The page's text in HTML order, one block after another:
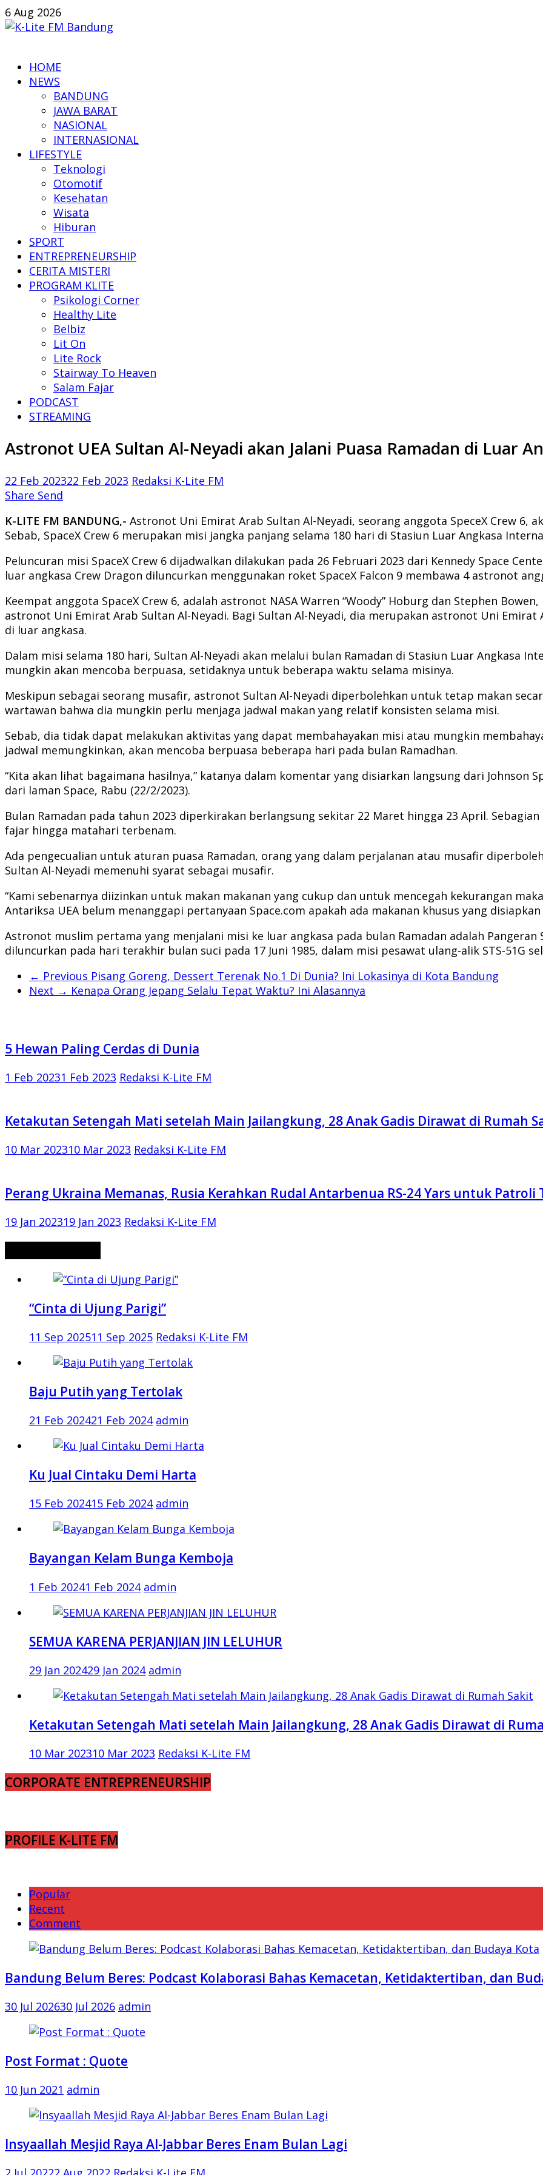
Skip
to
6 Aug 2026
Lite
Bandung
News
HOME
NEWS
BANDUNG
JAWA BARAT
NASIONAL
INTERNASIONAL
LIFESTYLE
Teknologi
Otomotif
Kesehatan
Wisata
Hiburan
SPORT
ENTREPRENEURSHIP
CERITA MISTERI
PROGRAM KLITE
Psikologi Corner
Healthy Lite
Belbiz
Lit On
Lite Rock
Stairway To Heaven
Salam Fajar
PODCAST
STREAMING
Astronot UEA Sultan Al-Neyadi akan Jalani Puasa Ramadan di Luar
22 Feb 202322 Feb 2023 Redaksi K-Lite FM
Share Send
K-LITE FM BANDUNG,- Astronot Uni Emirat Arab Sultan Al-Neyadi, seorang anggota SpeceX Crew 6,
Sebab, SpaceX Crew 6 merupakan misi jangka panjang selama 180 hari di Stasiun Luar Angkasa
Peluncuran misi SpaceX Crew 6 dijadwalkan dilakukan pada 26 Februari 2023 dari Kennedy Space
luar angkasa Crew Dragon diluncurkan menggunakan roket SpaceX Falcon 9 membawa 4 astronot
Keempat anggota SpaceX Crew 6, adalah astronot NASA Warren “Woody” Hoburg dan Stephen
astronot Uni Emirat Arab Sultan Al-Neyadi. Bagi Sultan Al-Neyadi, dia merupakan astronot Uni
di luar angkasa.
Dalam misi selama 180 hari, Sultan Al-Neyadi akan melalui bulan Ramadan di Stasiun Luar Angkasa
mungkin akan mencoba berpuasa, setidaknya untuk beberapa waktu selama misinya.
Meskipun sebagai seorang musafir, astronot Sultan Al-Neyadi diperbolehkan untuk tetap makan
wartawan bahwa dia mungkin perlu menjaga jadwal makan yang relatif konsisten selama misi.
Sebab, dia tidak dapat melakukan aktivitas yang dapat membahayakan misi atau mungkin
jadwal memungkinkan, akan mencoba berpuasa beberapa hari pada bulan Ramadhan.
“Kita akan lihat bagaimana hasilnya,” katanya dalam komentar yang disiarkan langsung dari Johnson
dari laman Space, Rabu (22/2/2023).
Bulan Ramadan pada tahun 2023 diperkirakan berlangsung sekitar 22 Maret hingga 23 April.
fajar hingga matahari terbenam.
Ada pengecualian untuk aturan puasa Ramadan, orang yang dalam perjalanan atau musafir
Sultan Al-Neyadi memenuhi syarat sebagai musafir.
“Kami sebenarnya diizinkan untuk makan makanan yang cukup dan untuk mencegah kekurangan
Antariksa UEA belum menanggapi pertanyaan Space.com apakah ada makanan khusus yang
Astronot muslim pertama yang menjalani misi ke luar angkasa pada bulan Ramadan adalah Pangeran
diluncurkan pada hari terakhir bulan suci pada 17 Juni 1985, dalam misi pesawat ulang-alik STS-51G
← Previous Pisang Goreng, Dessert Terenak No.1 Di Dunia? Ini Lokasinya di Kota Bandung
Next → Kenapa Orang Jepang Selalu Tepat Waktu? Ini Alasannya
5 Hewan Paling Cerdas di Dunia
1 Feb 20231 Feb 2023 Redaksi K-Lite FM
Ketakutan Setengah Mati setelah Main Jailangkung, 28 Anak Gadis Dirawat di Rumah
10 Mar 202310 Mar 2023 Redaksi K-Lite FM
Perang Ukraina Memanas, Rusia Kerahkan Rudal Antarbenua RS-24 Yars untuk Patroli
19 Jan 202319 Jan 2023 Redaksi K-Lite FM
“Cinta di Ujung Parigi”
11 Sep 202511 Sep 2025 Redaksi K-Lite FM
Baju Putih yang Tertolak
21 Feb 202421 Feb 2024 admin
Ku Jual Cintaku Demi Harta
15 Feb 202415 Feb 2024 admin
Bayangan Kelam Bunga Kemboja
1 Feb 20241 Feb 2024 admin
SEMUA KARENA PERJANJIAN JIN LELUHUR
29 Jan 202429 Jan 2024 admin
Ketakutan Setengah Mati setelah Main Jailangkung, 28 Anak Gadis Dirawat di
10 Mar 202310 Mar 2023 Redaksi K-Lite FM
CORPORATE ENTREPRENEURSHIP
PROFILE K-LITE FM
Popular
Recent
Comment
Bandung Belum Beres: Podcast Kolaborasi Bahas Kemacetan, Ketidaktertiban, dan
30 Jul 202630 Jul 2026 admin
Post Format : Quote
10 Jun 2021 admin
Insyaallah Mesjid Raya Al-Jabbar Beres Enam Bulan Lagi